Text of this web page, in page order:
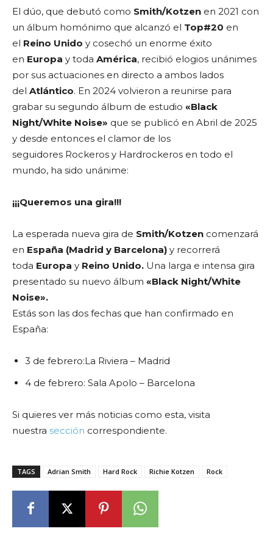
El dúo, que debutó como Smith/Kotzen en 2021 con
un álbum homónimo que alcanzó el Top#20 en
el Reino Unido y cosechó un enorme éxito
en Europa y toda América, recibió elogios unánimes
por sus actuaciones en directo a ambos lados
del Atlántico. En 2024 volvieron a reunirse para
grabar su segundo álbum de estudio «Black
Night/White Noise» que se publicó en Abril de 2025
y desde entonces el clamor de los
seguidores Rockeros y Hardrockeros en todo el
mundo, ha sido unánime:
¡¡¡Queremos una gira!!!
La esperada nueva gira de Smith/Kotzen comenzará
en España (Madrid y Barcelona) y recorrerá
toda Europa y Reino Unido. Una larga e intensa gira
presentado su nuevo álbum «Black Night/White
Noise».
Estás son las dos fechas que han confirmado en
España:
3 de febrero:La Riviera – Madrid
4 de febrero: Sala Apolo – Barcelona
Si quieres ver más noticias como esta, visita
nuestra sección correspondiente.
TAGS Adrian Smith Hard Rock Richie Kotzen Rock